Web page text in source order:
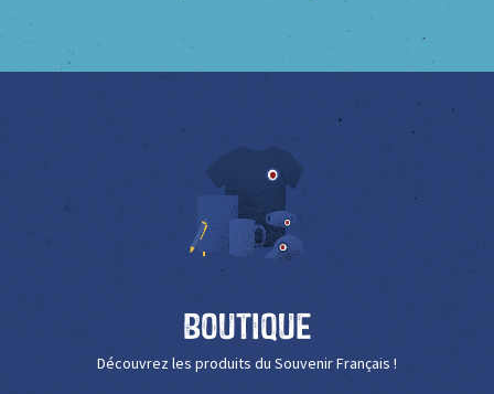
Boutique
Découvrez les produits du Souvenir Français !